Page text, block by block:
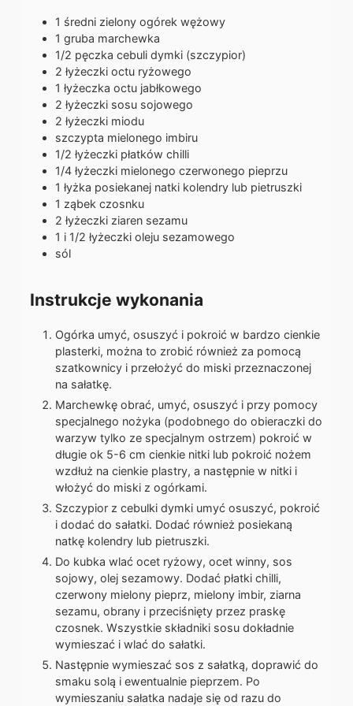
1 średni zielony ogórek wężowy
1 gruba marchewka
1/2 pęczka cebuli dymki (szczypior)
2 łyżeczki octu ryżowego
1 łyżeczka octu jabłkowego
2 łyżeczki sosu sojowego
2 łyżeczki miodu
szczypta mielonego imbiru
1/2 łyżeczki płatków chilli
1/4 łyżeczki mielonego czerwonego pieprzu
1 łyżka posiekanej natki kolendry lub pietruszki
1 ząbek czosnku
2 łyżeczki ziaren sezamu
1 i 1/2 łyżeczki oleju sezamowego
sól
Instrukcje wykonania
Ogórka umyć, osuszyć i pokroić w bardzo cienkie
plasterki, można to zrobić również za pomocą
szatkownicy i przełożyć do miski przeznaczonej
na sałatkę.
Marchewkę obrać, umyć, osuszyć i przy pomocy
specjalnego nożyka (podobnego do obieraczki do
warzyw tylko ze specjalnym ostrzem) pokroić w
długie ok 5-6 cm cienkie nitki lub pokroić nożem
wzdłuż na cienkie plastry, a następnie w nitki i
włożyć do miski z ogórkami.
Szczypior z cebulki dymki umyć osuszyć, pokroić
i dodać do sałatki. Dodać również posiekaną
natkę kolendry lub pietruszki.
Do kubka wlać ocet ryżowy, ocet winny, sos
sojowy, olej sezamowy. Dodać płatki chilli,
czerwony mielony pieprz, mielony imbir, ziarna
sezamu, obrany i przeciśnięty przez praskę
czosnek. Wszystkie składniki sosu dokładnie
wymieszać i wlać do sałatki.
Następnie wymieszać sos z sałatką, doprawić do
smaku solą i ewentualnie pieprzem. Po
wymieszaniu sałatka nadaje się od razu do